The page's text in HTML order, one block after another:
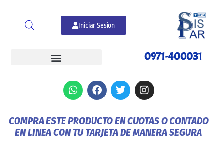
contenido
Iniciar Sesion
0971-400031
W
h
s
a
F
a
b
o
T
w
t
e
I
n
a
g
COMPRA ESTE PRODUCTO EN CUOTAS O CONTADO
EN LINEA CON TU TARJETA DE MANERA SEGURA